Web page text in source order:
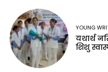
YOUNG
यथार्थ
शिशु